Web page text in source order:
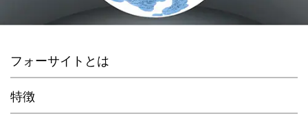
フォーサイトとは
特徴